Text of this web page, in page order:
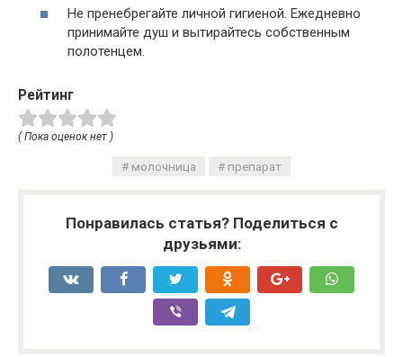
Не пренебрегайте личной гигиеной. Ежедневно
принимайте душ и вытирайтесь собственным
полотенцем.
Рейтинг
( Пока оценок нет )
молочница препарат
Понравилась статья? Поделиться с
друзьями: